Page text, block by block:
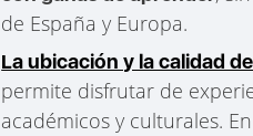
de España y Europa.
La ubicación y la calidad
permite disfrutar de
académicos y culturales.